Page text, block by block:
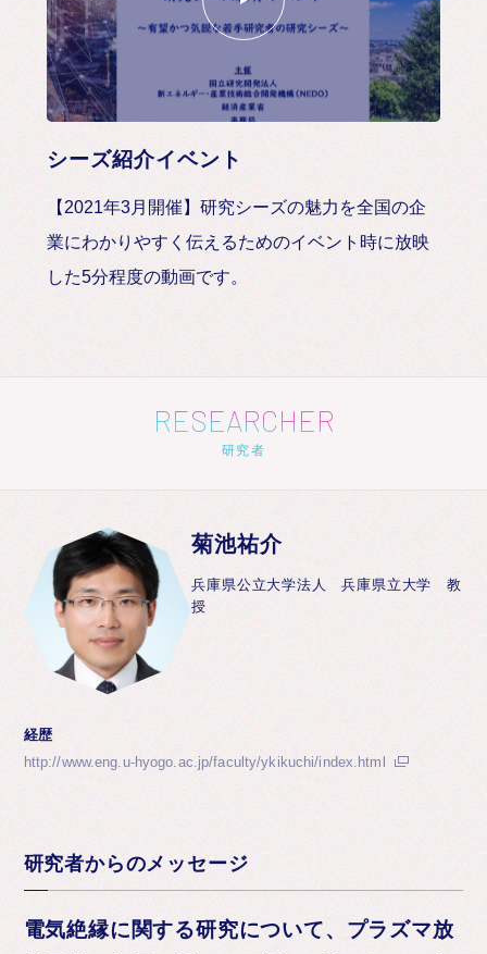
シーズ紹介イベント
【2021年3月開催】研究シーズの魅力を全国の企
業にわかりやすく伝えるためのイベント時に放映
した5分程度の動画です。
RESEARCHER
研究者
菊池祐介
兵庫県公立大学法人 兵庫県立大学 教
授
経歴
http://www.eng.u-hyogo.ac.jp/faculty/ykikuchi/index.html
研究者からのメッセージ
電気絶縁に関する研究について、プラズマ放